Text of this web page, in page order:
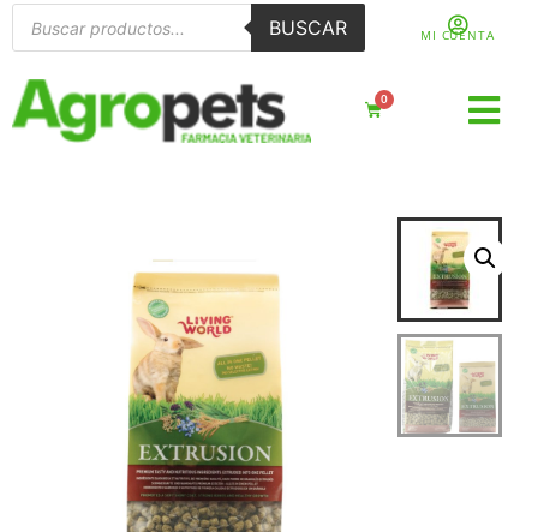
BUSCAR MI CUENTA
0